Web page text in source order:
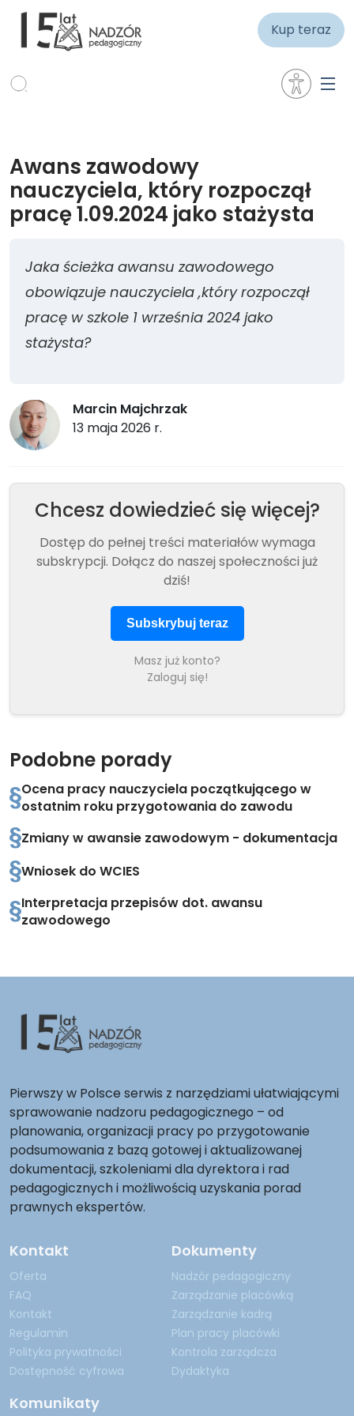
Kup teraz
Awans zawodowy
nauczyciela, który rozpoczął
pracę 1.09.2024 jako stażysta
Jaka ścieżka awansu zawodowego
obowiązuje nauczyciela ,który rozpoczął
pracę w szkole 1 września 2024 jako
stażysta?
Marcin Majchrzak
13 maja 2026 r.
Chcesz dowiedzieć się więcej?
Dostęp do pełnej treści materiałów wymaga
subskrypcji. Dołącz do naszej społeczności już
dziś!
Subskrybuj teraz
Masz już konto?
Zaloguj się!
Podobne porady
Ocena pracy nauczyciela początkującego w
ostatnim roku przygotowania do zawodu
Zmiany w awansie zawodowym - dokumentacja
Wniosek do WCIES
Interpretacja przepisów dot. awansu
zawodowego
Pierwszy w Polsce serwis z narzędziami ułatwiającymi
sprawowanie nadzoru pedagogicznego – od
planowania, organizacji pracy po przygotowanie
podsumowania z bazą gotowej i aktualizowanej
dokumentacji, szkoleniami dla dyrektora i rad
pedagogicznych i możliwością uzyskania porad
prawnych ekspertów.
Kontakt
Oferta
FAQ
Kontakt
Regulamin
Polityka prywatności
Dostępność cyfrowa
Dokumenty
Nadzór pedagogiczny
Zarządzanie placówką
Zarządzanie kadrą
Plan pracy placówki
Kontrola zarządcza
Dydaktyka
Komunikaty